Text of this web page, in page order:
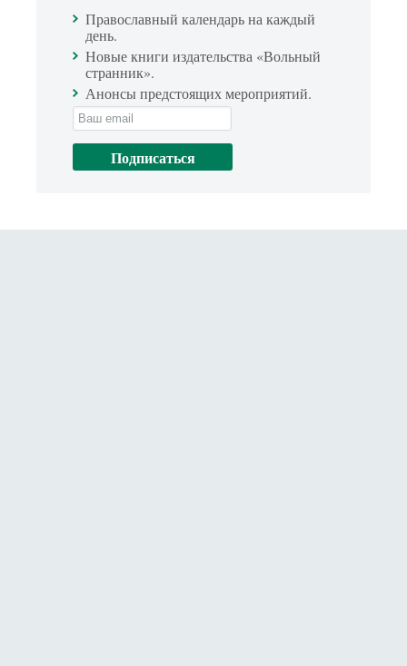
Православный календарь на каждый
день.
Новые книги издательства «Вольный
странник».
Анонсы предстоящих мероприятий.